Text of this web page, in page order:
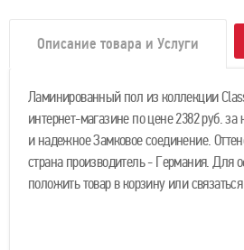
Описание товара и Услуги
Ламинированный пол из коллекции
интернет-магазине по цене 2382 руб.
и надежное Замковое соединение.
страна производитель - Германия. Для
положить товар в корзину или